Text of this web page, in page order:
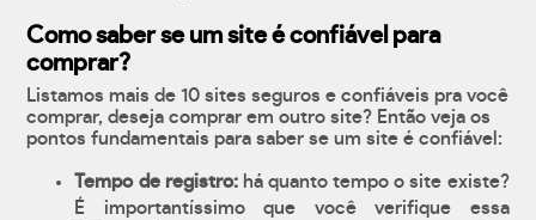
Como saber se um site é confiável para
comprar?
Listamos mais de 10 sites seguros e confiáveis pra você
comprar, deseja comprar em outro site? Então veja os
pontos fundamentais para saber se um site é confiável:
Tempo de registro:há quanto tempo o site existe?
É importantíssimo que você verifique essa